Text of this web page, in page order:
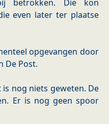
betrokken. Die kon
even later ter plaatse
opgevangen door
De Post.
nog niets geweten. De
Er is nog geen spoor